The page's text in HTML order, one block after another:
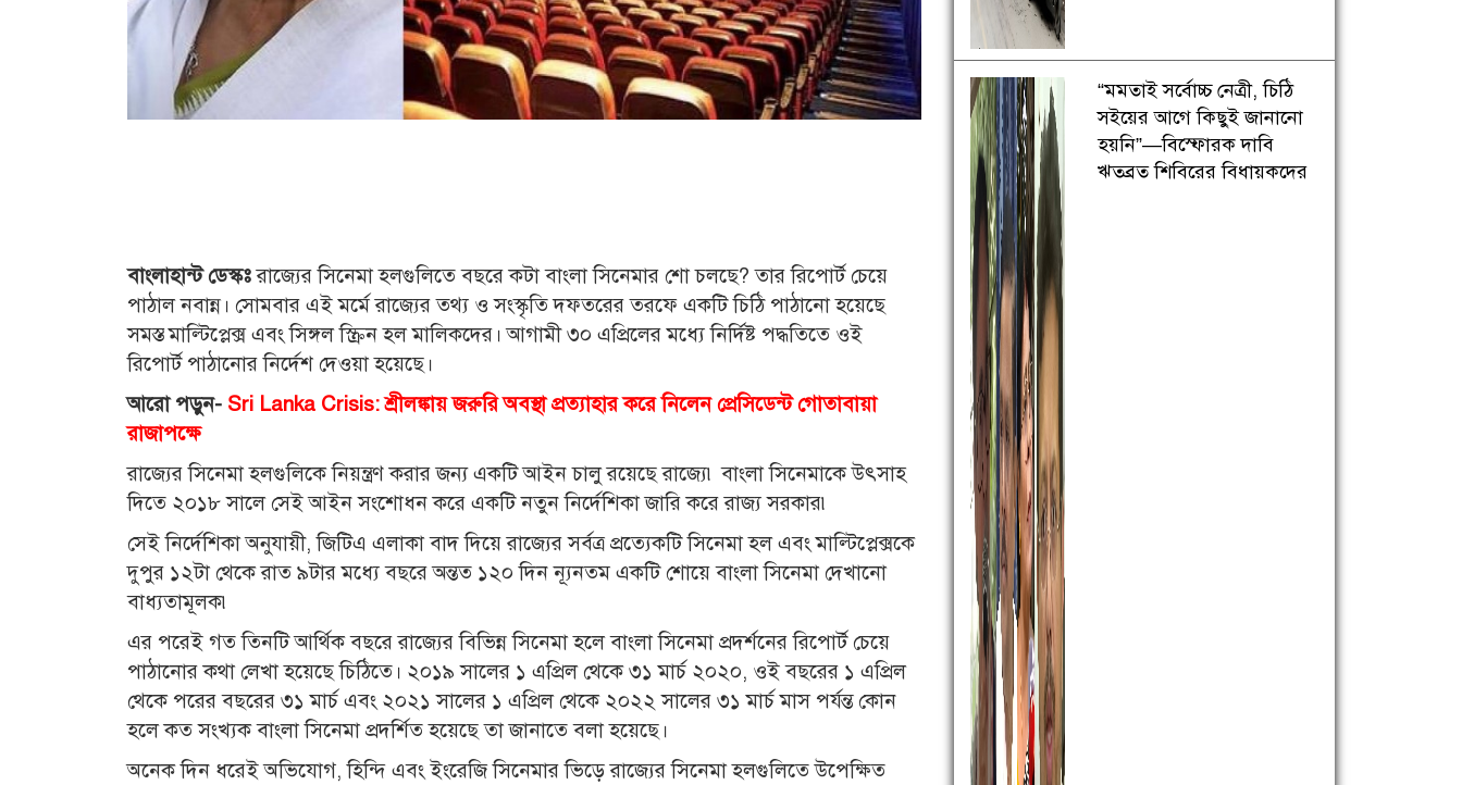
বাংলাহান্ট ডেস্কঃরাজ্যের সিনেমা হলগুলিতে বছরে কটা বাংলা সিনেমার শো চলছে? তার রিপোর্ট চেয়ে
পাঠাল নবান্ন। সোমবার এই মর্মে রাজ্যের তথ্য ও সংস্কৃতি দফতরের তরফে একটি চিঠি পাঠানো হয়েছে
সমস্ত মাল্টিপ্লেক্স এবং সিঙ্গল স্ক্রিন হল মালিকদের। আগামী ৩০ এপ্রিলের মধ্যে নির্দিষ্ট পদ্ধতিতে ওই
রিপোর্ট পাঠানোর নির্দেশ দেওয়া হয়েছে।
আরো পড়ুন- Sri Lanka Crisis: শ্রীলঙ্কায় জরুরি অবস্থা প্রত্যাহার করে নিলেন প্রেসিডেন্ট গোতাবায়া
রাজাপক্ষে
রাজ্যের সিনেমা হলগুলিকে নিয়ন্ত্রণ করার জন্য একটি আইন চালু রয়েছে রাজ্যে৷ বাংলা সিনেমাকে উৎসাহ
দিতে ২০১৮ সালে সেই আইন সংশোধন করে একটি নতুন নির্দেশিকা জারি করে রাজ্য সরকার৷
সেই নির্দেশিকা অনুযায়ী, জিটিএ এলাকা বাদ দিয়ে রাজ্যের সর্বত্র প্রত্যেকটি সিনেমা হল এবং মাল্টিপ্লেক্সকে
দুপুর ১২টা থেকে রাত ৯টার মধ্যে বছরে অন্তত ১২০ দিন ন্যূনতম একটি শোয়ে বাংলা সিনেমা দেখানো
বাধ্যতামূলক৷
এর পরেই গত তিনটি আর্থিক বছরে রাজ্যের বিভিন্ন সিনেমা হলে বাংলা সিনেমা প্রদর্শনের রিপোর্ট চেয়ে
পাঠানোর কথা লেখা হয়েছে চিঠিতে। ২০১৯ সালের ১ এপ্রিল থেকে ৩১ মার্চ ২০২০, ওই বছরের ১ এপ্রিল
থেকে পরের বছরের ৩১ মার্চ এবং ২০২১ সালের ১ এপ্রিল থেকে ২০২২ সালের ৩১ মার্চ মাস পর্যন্ত কোন
হলে কত সংখ্যক বাংলা সিনেমা প্রদর্শিত হয়েছে তা জানাতে বলা হয়েছে।
অনেক দিন ধরেই অভিযোগ, হিন্দি এবং ইংরেজি সিনেমার ভিড়ে রাজ্যের সিনেমা হলগুলিতে উপেক্ষিত
“মমতাই সর্বোচ্চ নেত্রী, চিঠি
সইয়ের আগে কিছুই জানানো
হয়নি”—বিস্ফোরক দাবি
ঋতব্রত শিবিরের বিধায়কদের